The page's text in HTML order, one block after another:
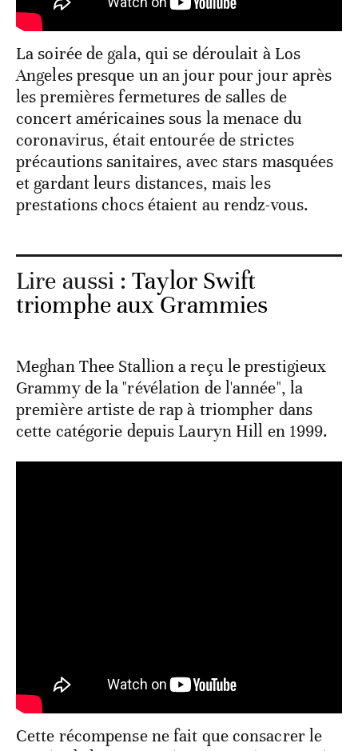
La soirée de gala, qui se déroulait à Los
Angeles presque un an jour pour jour après
les premières fermetures de salles de
concert américaines sous la menace du
coronavirus, était entourée de strictes
précautions sanitaires, avec stars masquées
et gardant leurs distances, mais les
prestations chocs étaient au rendz-vous.
Lire aussi :Taylor Swift
triomphe aux Grammies
Meghan Thee Stallion a reçu le prestigieux
Grammy de la "révélation de l'année", la
première artiste de rap à triompher dans
cette catégorie depuis Lauryn Hill en 1999.
Cette récompense ne fait que consacrer le